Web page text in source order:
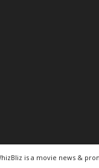
is a movie news &